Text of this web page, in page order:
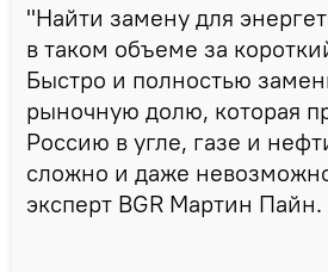
"Найти замену для
в таком объеме за
Быстро и полностью
рыночную долю, которая
Россию в угле, газе и
сложно и даже
эксперт BGR Мартин Пайн.